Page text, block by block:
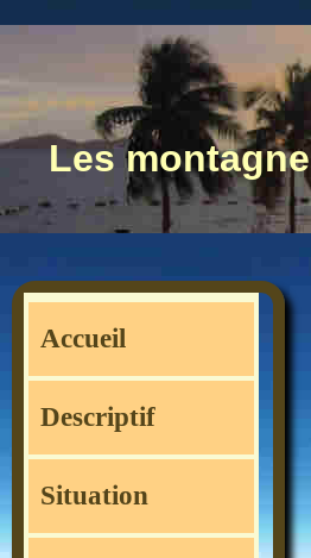
Les
Accueil
Descriptif
Situation